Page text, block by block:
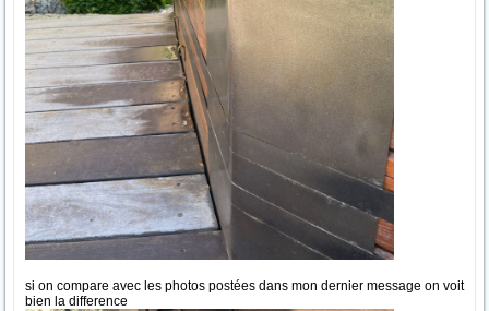
si on compare avec les photos postées dans mon dernier message on voit
bien la difference